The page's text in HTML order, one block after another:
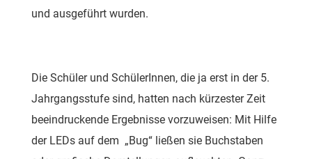
und ausgeführt wurden.
Die Schüler und SchülerInnen, die ja erst in der 5.
Jahrgangsstufe sind, hatten nach kürzester Zeit
beeindruckende Ergebnisse vorzuweisen: Mit Hilfe
der LEDs auf dem „Bug“ ließen sie Buchstaben